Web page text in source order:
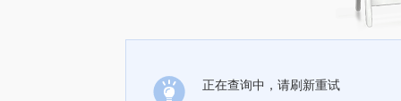
正在查询中，请刷新重试